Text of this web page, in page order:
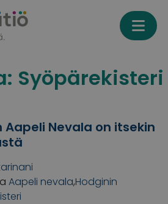
Syöpärekisteri
Nevala on itsekin
Aapeli nevala,Hodginin